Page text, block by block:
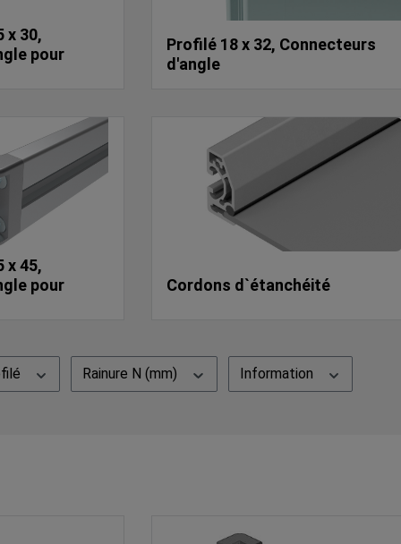
x 30,
pour
Profilé 18 x 32, Connecteurs
d'angle
x 45,
pour
Cordons d`étanchéité
Rainure N (mm) Information